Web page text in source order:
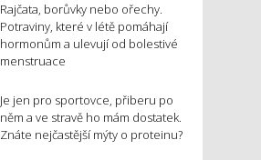
Rajčata, borůvky nebo ořechy.
Potraviny, které v létě pomáhají
hormonům a ulevují od bolestivé
menstruace
Je jen pro sportovce, přiberu po
něm a ve stravě ho mám dostatek.
Znáte nejčastější mýty o proteinu?